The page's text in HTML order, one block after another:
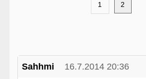
1 2
Sahhmi 16.7.2014 20:36